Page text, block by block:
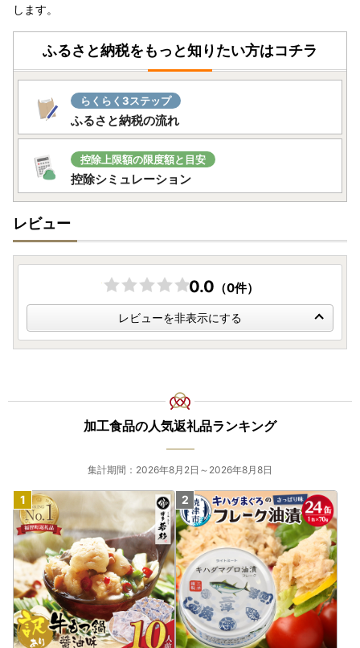
・本市ではご寄附への感謝の形として、国の定める返礼品の
寄附額に対する割合を最大限考慮し、返礼品の開発に努めて
おります。長期不在等で返礼品の再送を行った場合、本市が
ふるさと納税制度の対象とならなくなる恐れがあります。そ
のため、大変心苦しいですが、寄附者様のご都合による再送
は原則行っておりませんのでご了承くださいますようお願い
申し上げます。
・のしご希望の方はのしの表書きを必ずご記載ください。記
載がない場合、無地のしとなります。
【お問い合わせ先】
いちき串木野市役所 シティセールス課ふるさと納税係
TEL:0996-33-5621（直通）
MAIL:c-furusato@city.ichikikushikino.lg.jp
します。
ふるさと納税をもっと知りたい方はコチラ
らくらく3ステップ
ふるさと納税の流れ
控除上限額の限度額と目安
控除シミュレーション
レビュー
0.0 （0件）
レビューを非表示にする
加工食品の人気返礼品ランキング
集計期間：2026年8月2日～2026年8月8日